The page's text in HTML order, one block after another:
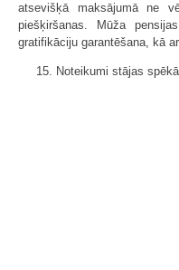
atsevišķā maksājumā ne
piešķiršanas. Mūža
gratifikāciju garantēšana, kā
15. Noteikumi stājas